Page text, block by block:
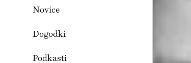
Novice
Dogodki
Podkasti